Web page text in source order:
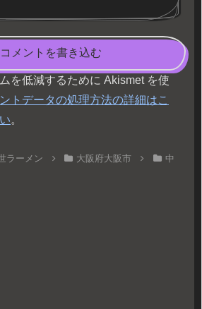
コメントを書き込む
を低減するために Akismet を使
トデータの処理方法の詳細はこ
。
ラーメン 大阪府大阪市
中